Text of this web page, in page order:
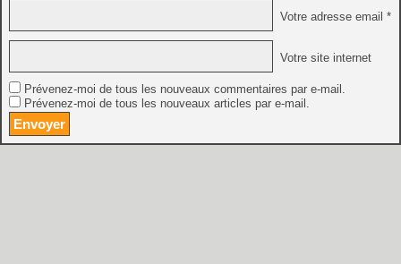
Votre adresse email *
Votre site internet
Prévenez-moi de tous les nouveaux commentaires par e-mail.
Prévenez-moi de tous les nouveaux articles par e-mail.